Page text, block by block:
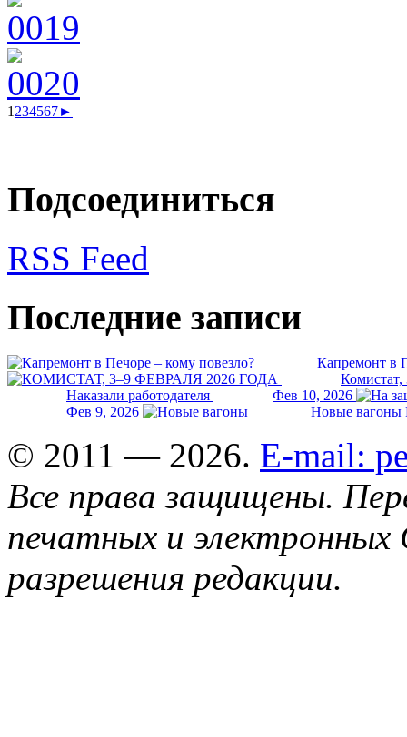
1234567►
Подсоединиться
RSS Feed
Последние записи
Капремонт в
Комистат,
Наказали работодателя
Фев 10, 2026
Фев 9, 2026
Новые вагоны
© 2011 — 2026. E-mail:
Все права защищены.
печатных и
разрешения редакции.